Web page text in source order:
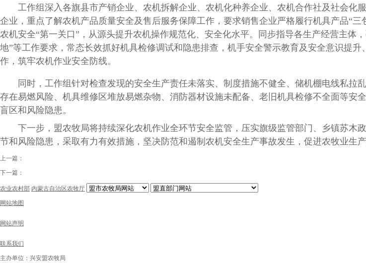
工作组深入各旗县市产销企业、农机拆解企业、农机化种养企业、农机合作社及社会化
企业，重点了解农机产品质量安全及售后服务保障工作，要求销售企业严格履行机具产品“
农机安全“第一关口”，从源头提升农机操作规范化、安全化水平。同步指导各生产经营主体
地”等工作要求，常态长效抓好机具检修调试和隐患排查，机手安全警示教育及安全意识提
作，筑牢农机作业安全防线。
同时，工作组针对检查发现的安全生产责任未落实、制度措施不健全、储机棚电线私拉
存在易燃风险、机具维修区堆放易燃杂物、消防器材设施未配备、老旧机具检修不全面等
盲区和风险隐患。
下一步，盟农牧局将持续深化农机作业全环节安全监管，压实旗级监管部门、乡镇苏木
节和风险隐患，采取有力有效措施，坚决防范和遏制农机安全生产事故发生，促进农牧业生
上一篇：
下一篇：
农业农村部 内蒙古自治区农牧厅
网站地图
网站声明
联系我们
主办单位：兴安盟农牧局